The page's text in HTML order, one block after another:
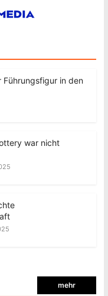
Führungsfigur in den
war nicht
mehr